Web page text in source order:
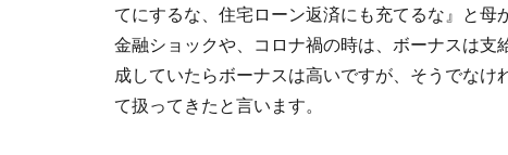
てにするな、住宅ローン返済にも充てるな』と母
金融ショックや、コロナ禍の時は、ボーナスは
成していたらボーナスは高いですが、そうでな
て扱ってきたと言います。